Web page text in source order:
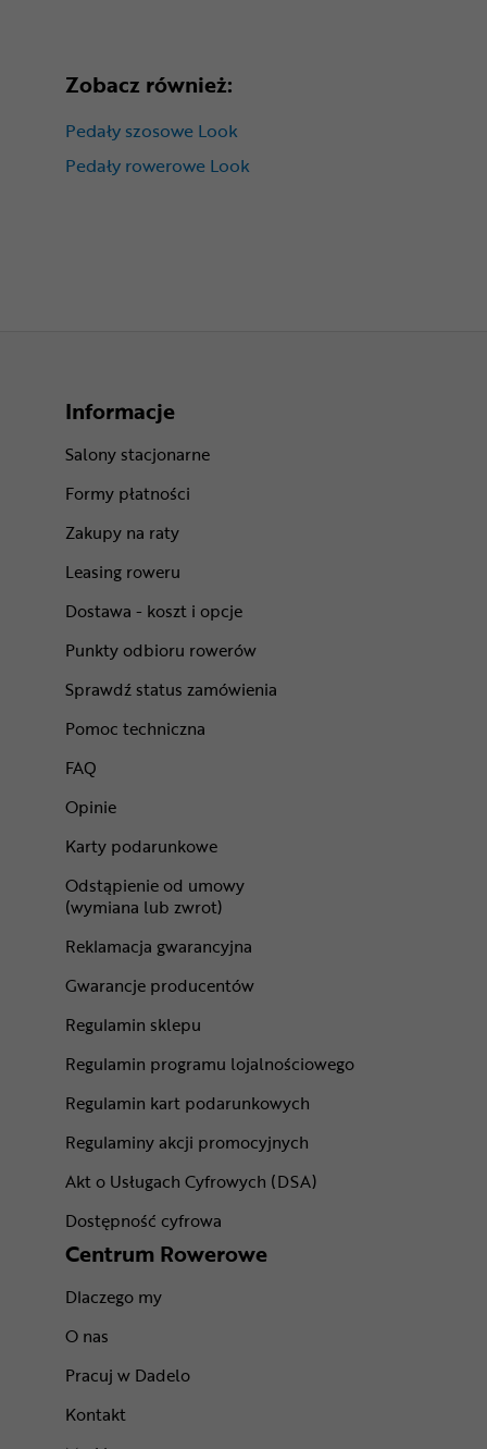
Zobacz również:
Pedały szosowe Look
Pedały rowerowe Look
Informacje
Salony stacjonarne
Formy płatności
Zakupy na raty
Leasing roweru
Dostawa - koszt i opcje
Punkty odbioru rowerów
Sprawdź status zamówienia
Pomoc techniczna
FAQ
Opinie
Karty podarunkowe
Odstąpienie od umowy
(wymiana lub zwrot)
Reklamacja gwarancyjna
Gwarancje producentów
Regulamin sklepu
Regulamin programu lojalnościowego
Regulamin kart podarunkowych
Regulaminy akcji promocyjnych
Akt o Usługach Cyfrowych (DSA)
Dostępność cyfrowa
Centrum Rowerowe
Dlaczego my
O nas
Pracuj w Dadelo
Kontakt